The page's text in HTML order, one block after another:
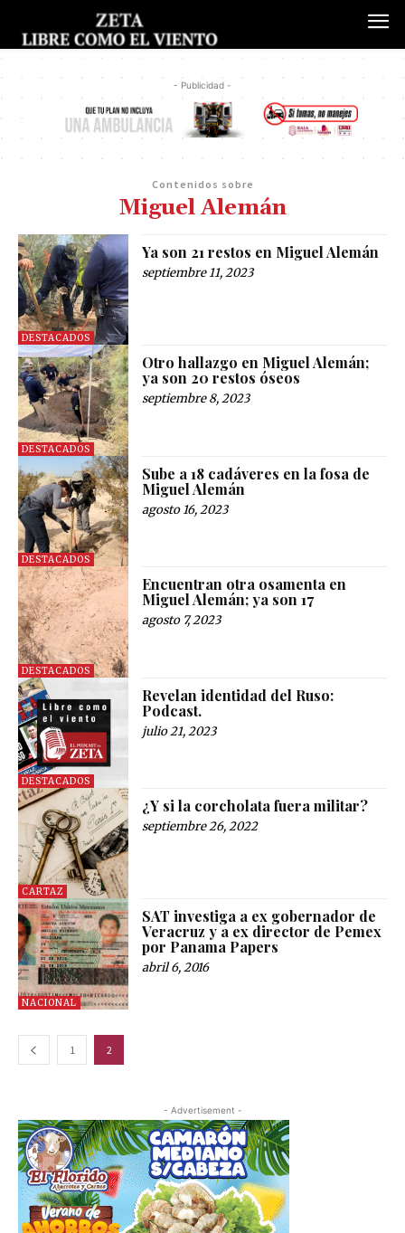
- Publicidad -
Contenidos sobre
Miguel Alemán
DESTACADOS
Ya son 21 restos en Miguel Alemán
septiembre 11, 2023
DESTACADOS
Otro hallazgo en Miguel Alemán;
ya son 20 restos óseos
septiembre 8, 2023
DESTACADOS
Sube a 18 cadáveres en la fosa de
Miguel Alemán
agosto 16, 2023
DESTACADOS
Encuentran otra osamenta en
Miguel Alemán; ya son 17
agosto 7, 2023
DESTACADOS
Revelan identidad del Ruso:
Podcast.
julio 21, 2023
CARTAZ
¿Y si la corcholata fuera militar?
septiembre 26, 2022
NACIONAL
SAT investiga a ex gobernador de
Veracruz y a ex director de Pemex
por Panama Papers
abril 6, 2016
1 2
- Advertisement -